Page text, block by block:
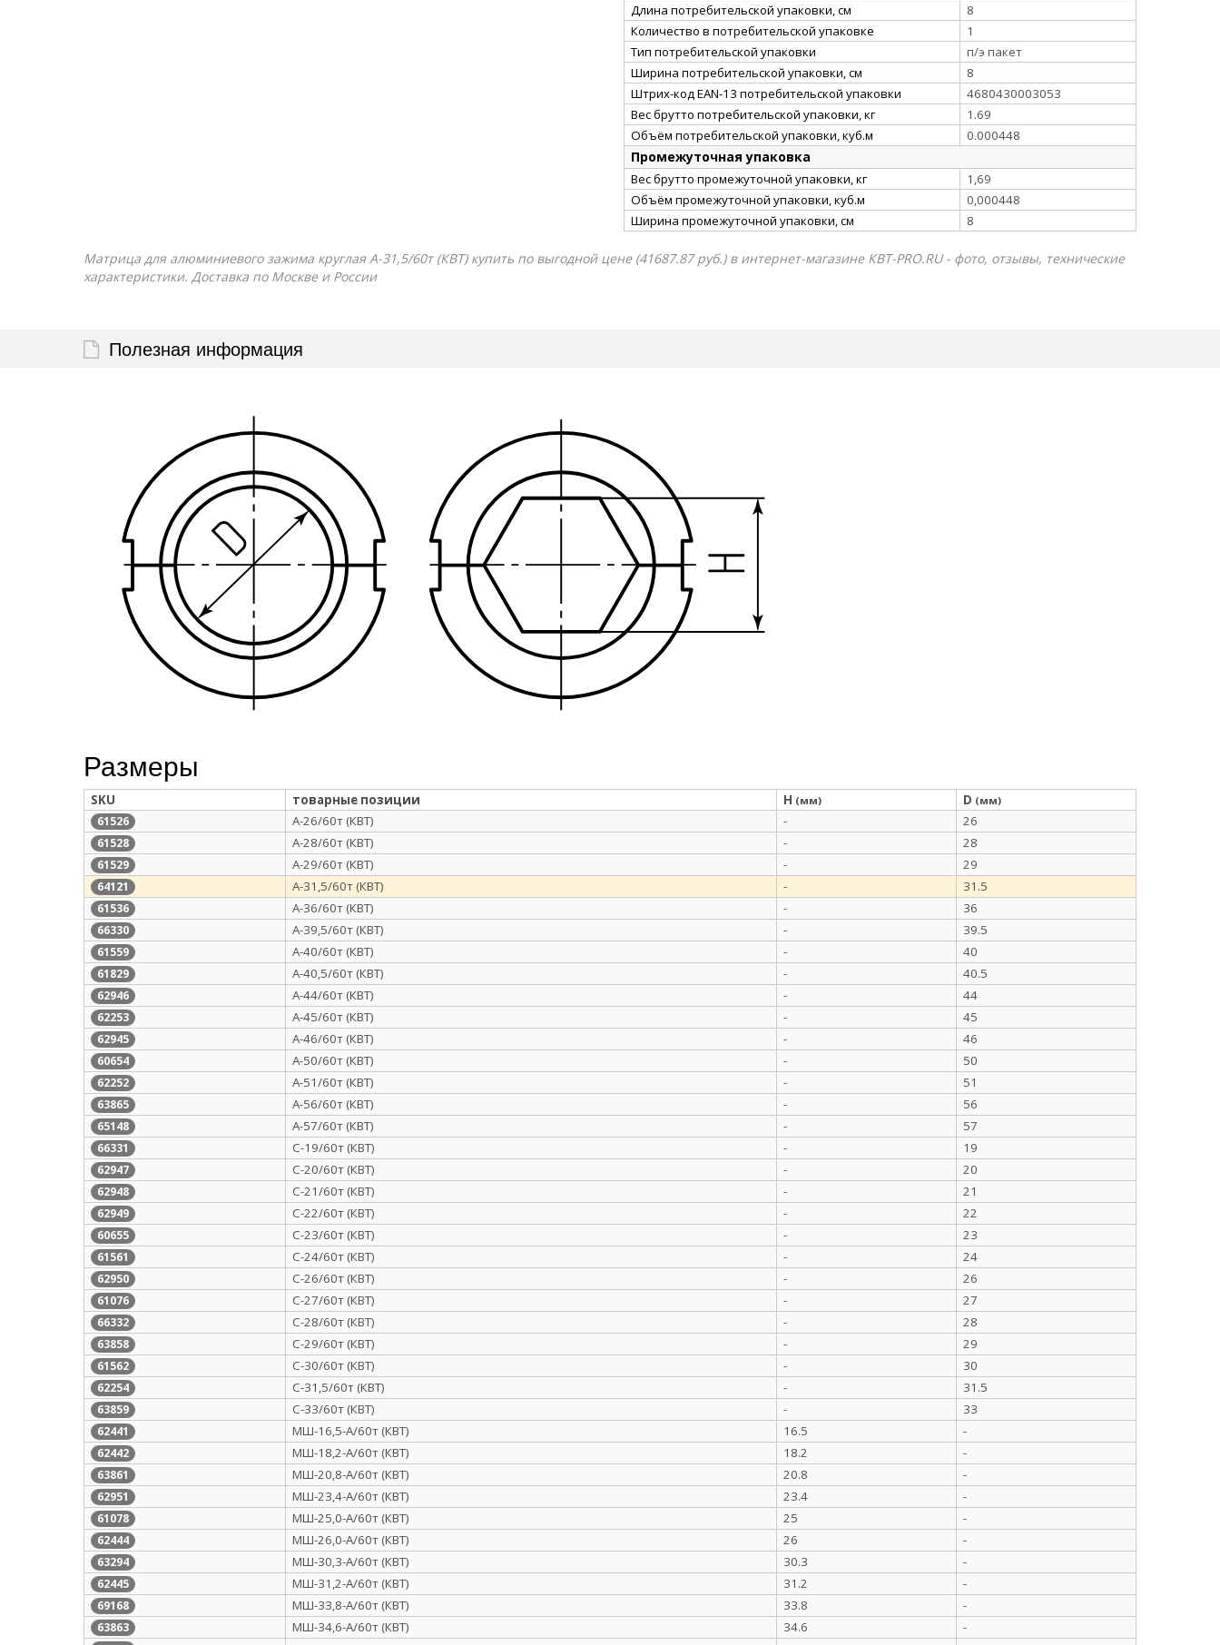
Длина потребительской упаковки, см
8
Количество в потребительской упаковке
1
Тип потребительской упаковки
п/э пакет
Ширина потребительской упаковки, см
8
Штрих-код EAN-13 потребительской упаковки
4680430003053
Вес брутто потребительской упаковки, кг
1.69
Объём потребительской упаковки, куб.м
0.000448
Промежуточная упаковка
Вес брутто промежуточной упаковки, кг
1,69
Объём промежуточной упаковки, куб.м
0,000448
Ширина промежуточной упаковки, см
8
Матрица для алюминиевого зажима круглая А-31,5/60т (КВТ) купить по выгодной цене (41687.87 руб.) в интернет-магазине КВТ-PRO.RU - фото, отзывы, технические
характеристики. Доставка по Москве и России
Полезная информация
Размеры
SKU товарные позиции H (мм) D (мм)
61526 А-26/60т (КВТ) - 26
61528 А-28/60т (КВТ) - 28
61529 А-29/60т (КВТ) - 29
64121 А-31,5/60т (КВТ) - 31.5
61536 А-36/60т (КВТ) - 36
66330 А-39,5/60т (КВТ) - 39.5
61559 А-40/60т (КВТ) - 40
61829 А-40,5/60т (КВТ) - 40.5
62946 А-44/60т (КВТ) - 44
62253 А-45/60т (КВТ) - 45
62945 А-46/60т (КВТ) - 46
60654 А-50/60т (КВТ) - 50
62252 А-51/60т (КВТ) - 51
63865 А-56/60т (КВТ) - 56
65148 А-57/60т (КВТ) - 57
66331 С-19/60т (КВТ) - 19
62947 С-20/60т (КВТ) - 20
62948 С-21/60т (КВТ) - 21
62949 С-22/60т (КВТ) - 22
60655 С-23/60т (КВТ) - 23
61561 С-24/60т (КВТ) - 24
62950 С-26/60т (КВТ) - 26
61076 С-27/60т (КВТ) - 27
66332 С-28/60т (КВТ) - 28
63858 С-29/60т (КВТ) - 29
61562 С-30/60т (КВТ) - 30
62254 С-31,5/60т (КВТ) - 31.5
63859 С-33/60т (КВТ) - 33
62441 МШ-16,5-А/60т (КВТ) 16.5 -
62442 МШ-18,2-А/60т (КВТ) 18.2 -
63861 МШ-20,8-А/60т (КВТ) 20.8 -
62951 МШ-23,4-А/60т (КВТ) 23.4 -
61078 МШ-25,0-А/60т (КВТ) 25 -
62444 МШ-26,0-А/60т (КВТ) 26 -
63294 МШ-30,3-А/60т (КВТ) 30.3 -
62445 МШ-31,2-А/60т (КВТ) 31.2 -
69168 МШ-33,8-А/60т (КВТ) 33.8 -
63863 МШ-34,6-А/60т (КВТ) 34.6 -